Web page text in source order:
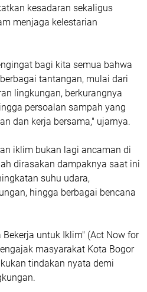
kesadaran sekaligus
menjaga kelestarian
bagi kita semua bahwa
tantangan, mulai dari
lingkungan, berkurangnya
persoalan sampah yang
dan kerja bersama," ujarnya.
iklim bukan lagi ancaman di
dirasakan dampaknya saat ini
suhu udara,
hingga berbagai bencana
untuk Iklim" (Act Now for
masyarakat Kota Bogor
tindakan nyata demi